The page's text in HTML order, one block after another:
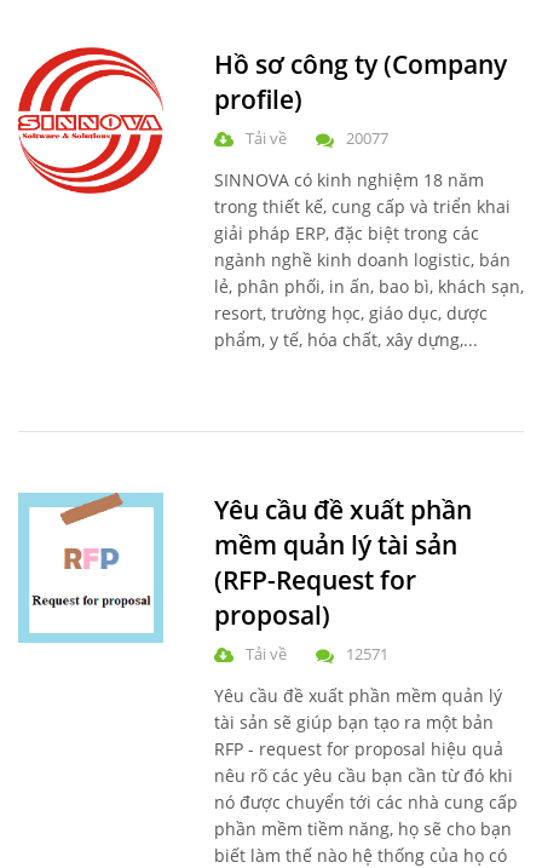
Hồ sơ công ty (Company
profile)
Tải về 20077
SINNOVA có kinh nghiệm 18 năm
trong thiết kế, cung cấp và triển khai
giải pháp ERP, đặc biệt trong các
ngành nghề kinh doanh logistic, bán
lẻ, phân phối, in ấn, bao bì, khách sạn,
resort, trường học, giáo dục, dược
phẩm, y tế, hóa chất, xây dựng,...
Yêu cầu đề xuất phần
mềm quản lý tài sản
(RFP-Request for
proposal)
Tải về 12571
Yêu cầu đề xuất phần mềm quản lý
tài sản sẽ giúp bạn tạo ra một bản
RFP - request for proposal hiệu quả
nêu rõ các yêu cầu bạn cần từ đó khi
nó được chuyển tới các nhà cung cấp
phần mềm tiềm năng, họ sẽ cho bạn
biết làm thế nào hệ thống của họ có